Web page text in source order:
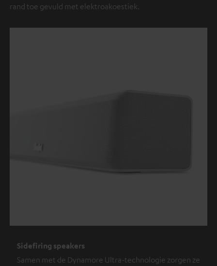
rand toe gevuld met elektroakoestiek.
Sidefiring speakers
Samen met de Dynamore Ultra-technologie zorgen ze